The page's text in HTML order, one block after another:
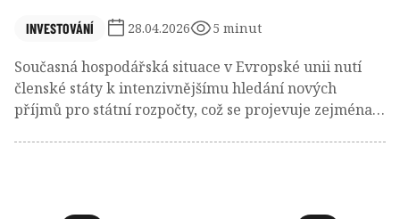
INVESTOVÁNÍ 28.04.2026 5 minut
Současná hospodářská situace v Evropské unii nutí
členské státy k intenzivnějšímu hledání nových
příjmů pro státní rozpočty, což se projevuje zejména v